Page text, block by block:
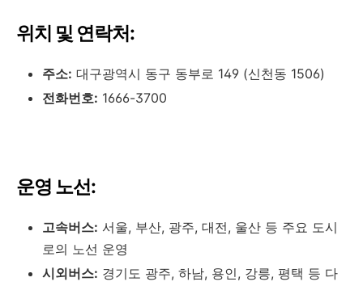
위치 및 연락처:
주소: 대구광역시 동구 동부로 149 (신천동 1506)
전화번호: 1666-3700
운영 노선:
고속버스: 서울, 부산, 광주, 대전, 울산 등 주요 도시
로의 노선 운영
시외버스: 경기도 광주, 하남, 용인, 강릉, 평택 등 다